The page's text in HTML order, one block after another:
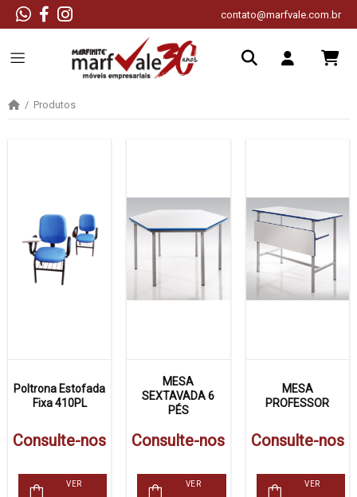
contato@marfvale.com.br
Produtos
Poltrona Estofada
Fixa 410PL
Consulte-nos
VER
MESA
SEXTAVADA 6
PÉS
Consulte-nos
VER
MESA
PROFESSOR
Consulte-nos
VER